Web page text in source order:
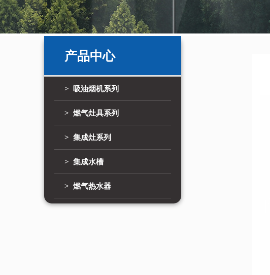
产品中心
> 吸油烟机系列
> 燃气灶具系列
> 集成灶系列
> 集成水槽
> 燃气热水器